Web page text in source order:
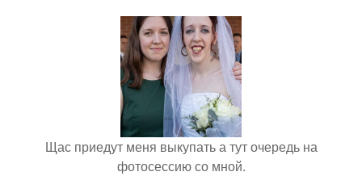
Щас приедут меня выкупать а тут очередь на
фотосессию со мной.